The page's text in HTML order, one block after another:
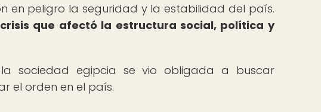
en peligro la seguridad y la estabilidad del país.
que afectó la estructura social, política y
sociedad egipcia se vio obligada a buscar
el orden en el país.